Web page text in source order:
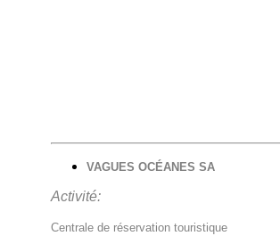
VAGUES OCÉANES SA
Activité:
Centrale de réservation touristique